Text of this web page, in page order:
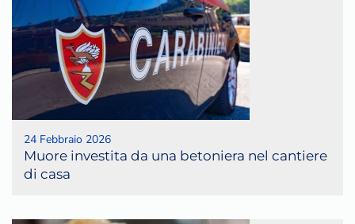
24 Febbraio 2026
Muore investita da una betoniera nel cantiere
di casa